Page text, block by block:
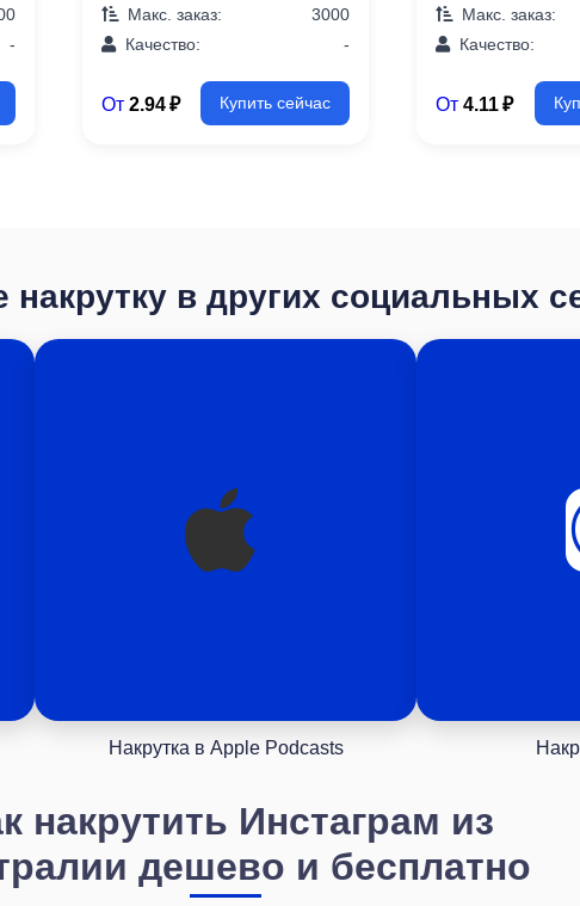
-
Макс. заказ:
3000
Качество:
-
От 2.94 ₽ Купить сейчас
Макс. заказ:
Качество:
От 4.11 ₽
накрутку в других социальных
Накрутка в Apple Podcasts
накрутить Инстаграм из
дешево и бесплатно